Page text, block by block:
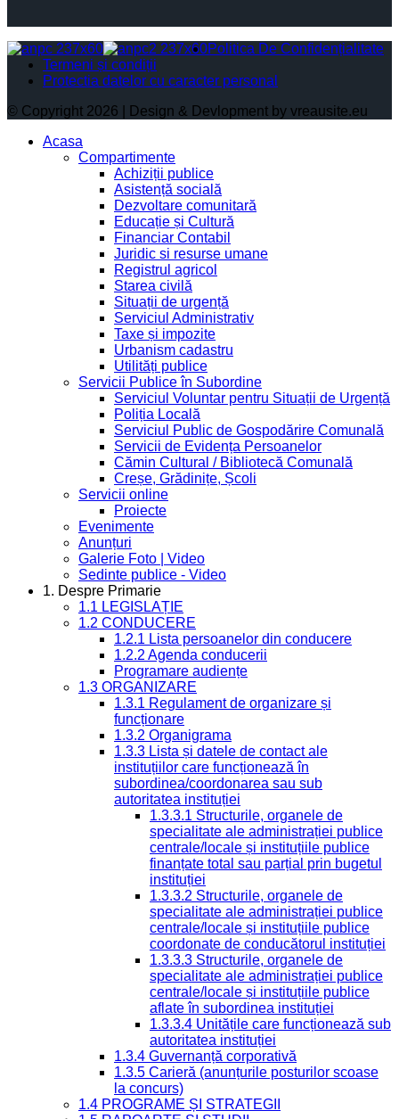
Politica De Confidențialitate
Termeni și condiții
Protectia datelor cu caracter personal
© Copyright 2026 | Design & Devlopment by vreausite.eu
Acasa
Compartimente
Achiziții publice
Asistență socială
Dezvoltare comunitară
Educație și Cultură
Financiar Contabil
Juridic si resurse umane
Registrul agricol
Starea civilă
Situații de urgență
Serviciul Administrativ
Taxe și impozite
Urbanism cadastru
Utilități publice
Servicii Publice în Subordine
Serviciul Voluntar pentru Situații de Urgență
Poliția Locală
Serviciul Public de Gospodărire Comunală
Servicii de Evidența Persoanelor
Cămin Cultural / Bibliotecă Comunală
Creșe, Grădinițe, Școli
Servicii online
Proiecte
Evenimente
Anunțuri
Galerie Foto | Video
Sedinte publice - Video
1. Despre Primarie
1.1 LEGISLAȚIE
1.2 CONDUCERE
1.2.1 Lista persoanelor din conducere
1.2.2 Agenda conducerii
Programare audiențe
1.3 ORGANIZARE
1.3.1 Regulament de organizare și
funcționare
1.3.2 Organigrama
1.3.3 Lista și datele de contact ale
instituțiilor care funcționează în
subordinea/coordonarea sau sub
autoritatea instituției
1.3.3.1 Structurile, organele de
specialitate ale administrației publice
centrale/locale și instituțiile publice
finanțate total sau parțial prin bugetul
instituției
1.3.3.2 Structurile, organele de
specialitate ale administrației publice
centrale/locale și instituțiile publice
coordonate de conducătorul instituției
1.3.3.3 Structurile, organele de
specialitate ale administrației publice
centrale/locale și instituțiile publice
aflate în subordinea instituției
1.3.3.4 Unitățile care funcționează sub
autoritatea instituției
1.3.4 Guvernanță corporativă
1.3.5 Carieră (anunțurile posturilor scoase
la concurs)
1.4 PROGRAME ȘI STRATEGII